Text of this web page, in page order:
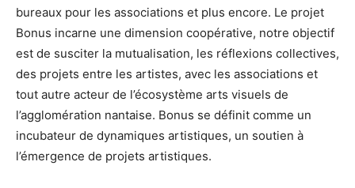
bureaux pour les associations et plus encore. Le projet
Bonus incarne une dimension coopérative, notre objectif
est de susciter la mutualisation, les réflexions collectives,
des projets entre les artistes, avec les associations et
tout autre acteur de l’écosystème arts visuels de
l’agglomération nantaise. Bonus se définit comme un
incubateur de dynamiques artistiques, un soutien à
l’émergence de projets artistiques.